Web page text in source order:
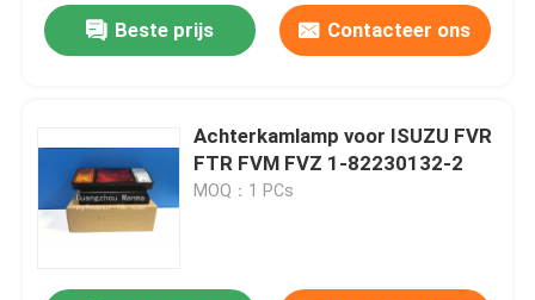
Vrachtwagen Autodeel
ISUZU Truck Parts
Isuzu Engine Parts
Beste prijs Contacteer ons
Achterkamlamp voor ISUZU FVR
FTR FVM FVZ 1-82230132-2
MOQ：1 PCs